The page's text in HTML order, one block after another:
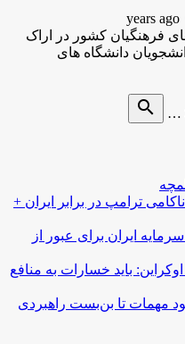
فرهنگیان کشور در اراک
دانشگاه های
search
ترامپ در برابر ایران +
ایران برای عبور از
باید خسارات به منافع
مهمات تا بن‌بست راهبردی